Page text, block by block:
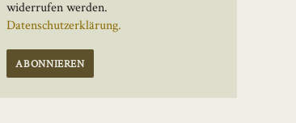
widerrufen werden.
Datenschutzerklärung.